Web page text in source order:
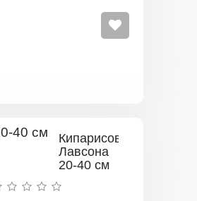
Кипарисовик
Лавсона
20-40 см